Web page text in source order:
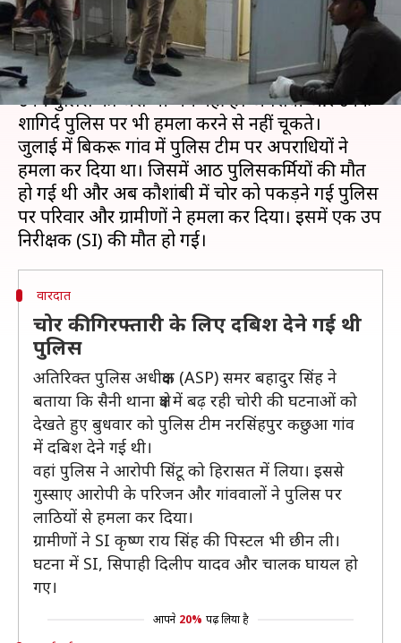
क्या है खबर?
उत्तर प्रदेश में अपराधी बेलगाम हैं। ऐसा लग रहा है जैसे
उनमें पुलिस का जरा भी भय नहीं है। अपराधी और उनके
शागिर्द पुलिस पर भी हमला करने से नहीं चूकते।
जुलाई में बिकरू गांव में पुलिस टीम पर अपराधियों ने
हमला कर दिया था। जिसमें आठ पुलिसकर्मियों की मौत
हो गई थी और अब कौशांबी में चोर को पकड़ने गई पुलिस
पर परिवार और ग्रामीणों ने हमला कर दिया। इसमें एक उप
वारदात
चोर की गिरफ्तारी के लिए दबिश देने गई थी
पुलिस
अतिरिक्त पुलिस अधीक्षक (ASP) समर बहादुर सिंह ने
बताया कि सैनी थाना क्षेत्र में बढ़ रही चोरी की घटनाओं को
देखते हुए बुधवार को पुलिस टीम नरसिंहपुर कछुआ गांव
में दबिश देने गई थी।
वहां पुलिस ने आरोपी सिंटू को हिरासत में लिया। इससे
गुस्साए आरोपी के परिजन और गांववालों ने पुलिस पर
लाठियों से हमला कर दिया।
ग्रामीणों ने SI कृष्ण राय सिंह की पिस्टल भी छीन ली।
घटना में SI, सिपाही दिलीप यादव और चालक घायल हो
गए।
आपने 20% पढ़ लिया है